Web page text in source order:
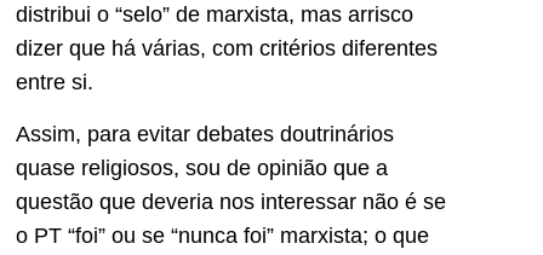
distribui o “selo” de marxista, mas arrisco
dizer que há várias, com critérios diferentes
entre si.
Assim, para evitar debates doutrinários
quase religiosos, sou de opinião que a
questão que deveria nos interessar não é se
o PT “foi” ou se “nunca foi” marxista; o que